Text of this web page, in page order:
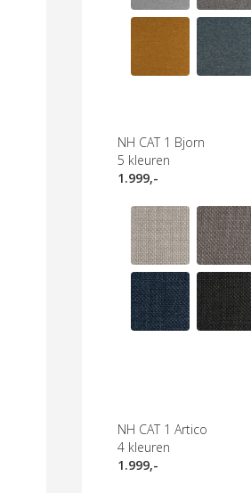
NH CAT 1 Bjorn
5 kleuren
1.999,-
NH CAT 1 Artico
4 kleuren
1.999,-